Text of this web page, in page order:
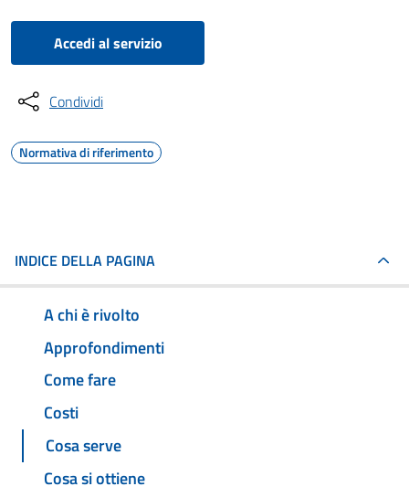
Accedi al servizio
Condividi
Normativa di riferimento
INDICE DELLA PAGINA
A chi è rivolto
Approfondimenti
Come fare
Costi
Cosa serve
Cosa si ottiene